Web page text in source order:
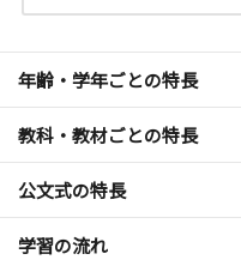
年齢・学年ごとの特長
教科・教材ごとの特長
公文式の特長
学習の流れ